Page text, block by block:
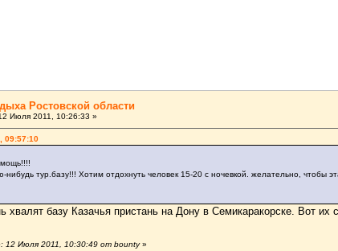
Ростовской области
Июля 2011, 10:26:33 »
09:57:10
нибудь тур.базу!!! Хотим отдохнуть человек 15-20 с ночевкой. желательно, чтобы
хвалят базу Казачья пристань на Дону в Семикаракорске. Вот их
12 Июля 2011, 10:30:49 от bounty»